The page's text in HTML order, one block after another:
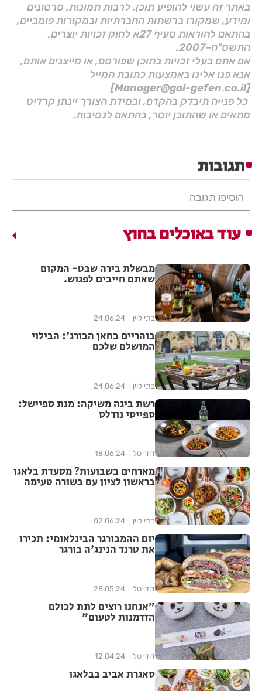
באתר זה עשוי להופיע תוכן, לרבות תמונות, סרטונים
ומידע, שמקורו ברשתות החברתיות ובמקורות פומביים,
בהתאם להוראות סעיף 27א לחוק זכויות יוצרים,
התשס"ח–2007.
אם אתם בעלי זכויות בתוכן שפורסם, או מייצגים אותם,
אנא פנו אלינו באמצעות כתובת המייל
[Manager@gal-gefen.co.il]
כל פנייה תיבדק בהקדם, ובמידת הצורך יינתן קרדיט
מתאים או שהתוכן יוסר, בהתאם לנסיבות.
תגובות
הוסיפו תגובה
עוד באוכלים בחוץ
מבשלת בירה שבט- המקום
שאתם חייבים לפגוש.
בתי לוין 24.06.24
בוהריים בחאן הבורג': הבילוי
המושלם שלכם
בתי לוין 24.06.24
רשת ביגה משיקה: מנת ספיישל:
ספייסי נודלס
דודי טל 18.06.24
מארחים בשבועות? מסעדת בלאגו
בראשון לציון עם בשורה טעימה
בתי לוין 02.06.24
יום ההמבורגר הבינלאומי: תכירו
את טרנד הנינג'ה בורגר
דודי טל 28.05.24
"אנחנו רוצים לתת לכולם
הזדמנות לטעום"
דודי טל 12.04.24
סאגרת אביב בבלאגו